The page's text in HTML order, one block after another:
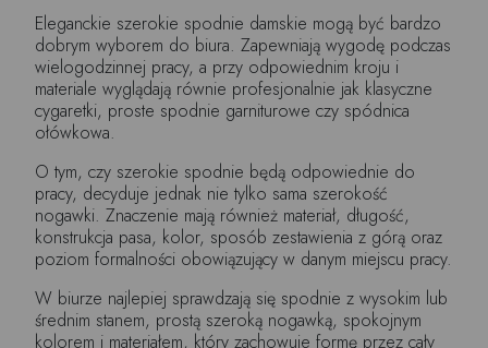
Eleganckie szerokie spodnie damskie mogą być bardzo
dobrym wyborem do biura. Zapewniają wygodę podczas
wielogodzinnej pracy, a przy odpowiednim kroju i
materiale wyglądają równie profesjonalnie jak klasyczne
cygaretki, proste spodnie garniturowe czy spódnica
ołówkowa.
O tym, czy szerokie spodnie będą odpowiednie do
pracy, decyduje jednak nie tylko sama szerokość
nogawki. Znaczenie mają również materiał, długość,
konstrukcja pasa, kolor, sposób zestawienia z górą oraz
poziom formalności obowiązujący w danym miejscu pracy.
W biurze najlepiej sprawdzają się spodnie z wysokim lub
średnim stanem, prostą szeroką nogawką, spokojnym
kolorem i materiałem, który zachowuje formę przez cały